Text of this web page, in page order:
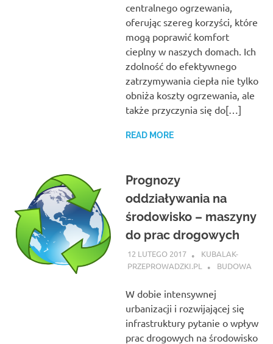
centralnego ogrzewania,
oferując szereg korzyści, które
mogą poprawić komfort
cieplny w naszych domach. Ich
zdolność do efektywnego
zatrzymywania ciepła nie tylko
obniża koszty ogrzewania, ale
także przyczynia się do[…]
READ MORE
Prognozy
oddziaływania na
środowisko – maszyny
do prac drogowych
12 LUTEGO 2017
KUBALAK-
PRZEPROWADZKI.PL
BUDOWA
W dobie intensywnej
urbanizacji i rozwijającej się
infrastruktury pytanie o wpływ
prac drogowych na środowisko